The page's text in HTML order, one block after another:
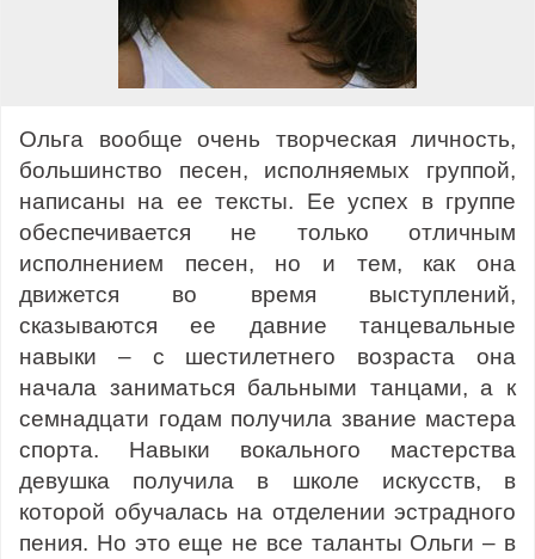
Ольга вообще очень творческая личность,
большинство песен, исполняемых группой,
написаны на ее тексты. Ее успех в группе
обеспечивается не только отличным
исполнением песен, но и тем, как она
движется во время выступлений,
сказываются ее давние танцевальные
навыки – с шестилетнего возраста она
начала заниматься бальными танцами, а к
семнадцати годам получила звание мастера
спорта. Навыки вокального мастерства
девушка получила в школе искусств, в
которой обучалась на отделении эстрадного
пения. Но это еще не все таланты Ольги – в